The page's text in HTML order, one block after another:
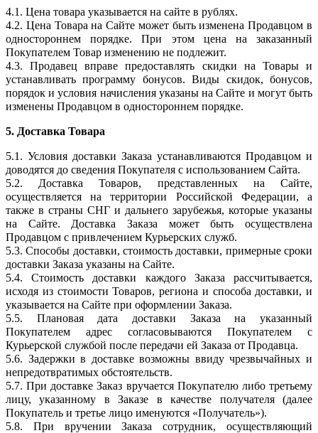
4.1. Цена товара указывается на сайте в рублях.
4.2. Цена Товара на Сайте может быть изменена Продавцом в
одностороннем порядке. При этом цена на заказанный
Покупателем Товар изменению не подлежит.
4.3. Продавец вправе предоставлять скидки на Товары и
устанавливать программу бонусов. Виды скидок, бонусов,
порядок и условия начисления указаны на Сайте и могут быть
изменены Продавцом в одностороннем порядке.
5. Доставка Товара
5.1. Условия доставки Заказа устанавливаются Продавцом и
доводятся до сведения Покупателя с использованием Сайта.
5.2. Доставка Товаров, представленных на Сайте,
осуществляется на территории Российской Федерации, а
также в страны СНГ и дальнего зарубежья, которые указаны
на Сайте. Доставка Заказа может быть осуществлена
Продавцом с привлечением Курьерских служб.
5.3. Способы доставки, стоимость доставки, примерные сроки
доставки Заказа указаны на Сайте.
5.4. Стоимость доставки каждого Заказа рассчитывается,
исходя из стоимости Товаров, региона и способа доставки, и
указывается на Сайте при оформлении Заказа.
5.5. Плановая дата доставки Заказа на указанный
Покупателем адрес согласовываются Покупателем с
Курьерской службой после передачи ей Заказа от Продавца.
5.6. Задержки в доставке возможны ввиду чрезвычайных и
непредотвратимых обстоятельств.
5.7. При доставке Заказ вручается Покупателю либо третьему
лицу, указанному в Заказе в качестве получателя (далее
Покупатель и третье лицо именуются «Получатель»).
5.8. При вручении Заказа сотрудник, осуществляющий